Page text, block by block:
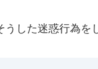
した迷惑行為を